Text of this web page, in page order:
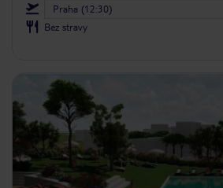
Praha (12:30)
Bez stravy